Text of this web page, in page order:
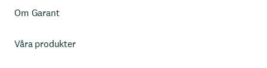
Om Garant
Våra produkter